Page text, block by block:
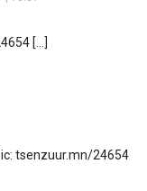
[…]
tsenzuur.mn/24654